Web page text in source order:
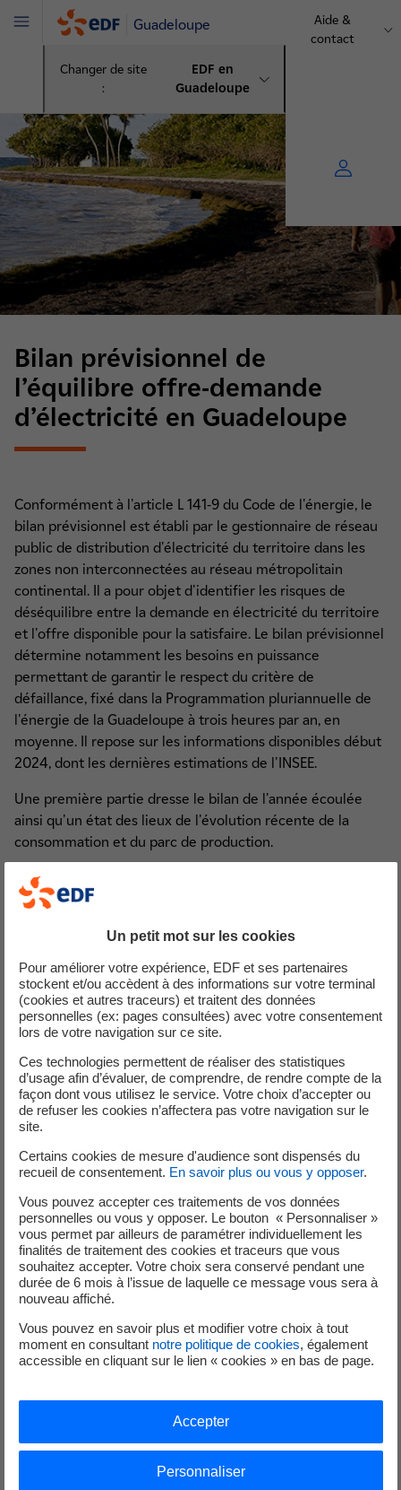
Guadeloupe
Changer de site
:
EDF en
Guadeloupe
Aide &
contact
Menu
Bilan prévisionnel de
l’équilibre offre-demande
d’électricité en Guadeloupe
Conformément à l'article L 141-9 du Code de l'énergie, le
bilan prévisionnel est établi par le gestionnaire de réseau
public de distribution d'électricité du territoire dans les
zones non interconnectées au réseau métropolitain
continental. Il a pour objet d'identifier les risques de
déséquilibre entre la demande en électricité du territoire
et l'offre disponible pour la satisfaire. Le bilan prévisionnel
détermine notamment les besoins en puissance
permettant de garantir le respect du critère de
défaillance, fixé dans la Programmation pluriannuelle de
l'énergie de la Guadeloupe à trois heures par an, en
moyenne. Il repose sur les informations disponibles début
2024, dont les dernières estimations de l'INSEE.
Une première partie dresse le bilan de l'année écoulée
ainsi qu'un état des lieux de l'évolution récente de la
consommation et du parc de production.
Une deuxième partie est consacrée aux évolutions
prospectives du système électrique à l'horizon quinze ans.
continuer à connaître, des transformations profondes et
rapides. Elles concernent :
la consommation, avec la montée en puissance de
la mobilité électrique et le développement de la
maîtrise de la demande en énergie (MDE) ;
la production, avec une forte dynamique de
développement des énergies renouvelables ;
l'adaptation globale du système pour réussir
par électronique de puissance et préparer l'arrivée
de nouvelles installations comme le stockage, en
assurant la sûreté du système.
La réussite de la transition énergétique est en effet une
ambition majeure pour le territoire.
Les analyses du bilan prévisionnel se basent sur deux
scénarios, Azur et Emeraude. Contrastés, ils permettent
d'explorer des futurs possibles afin de disposer d'une
large vision des évolutions envisageables du système
électrique. Crédibles, les hypothèses considérées sont
de sources externes lorsqu'elles sont disponibles ou de
l'expertise interne de EDF R&D. La cohérence des
assurée. Les sous-jacents de ces scénarios sont détaillés
Un petit mot sur les cookies
Pour améliorer votre expérience, EDF et ses partenaires
stockent et/ou accèdent à des informations sur votre terminal
(cookies et autres traceurs) et traitent des données
personnelles (ex: pages consultées) avec votre consentement
lors de votre navigation sur ce site.
Ces technologies permettent de réaliser des statistiques
d’usage afin d’évaluer, de comprendre, de rendre compte de la
façon dont vous utilisez le service. Votre choix d’accepter ou
de refuser les cookies n’affectera pas votre navigation sur le
site.
Certains cookies de mesure d'audience sont dispensés du
recueil de consentement. En savoir plus ou vous y opposer.
Vous pouvez accepter ces traitements de vos données
personnelles ou vous y opposer. Le bouton « Personnaliser »
vous permet par ailleurs de paramétrer individuellement les
finalités de traitement des cookies et traceurs que vous
souhaitez accepter. Votre choix sera conservé pendant une
durée de 6 mois à l’issue de laquelle ce message vous sera à
nouveau affiché.
Vous pouvez en savoir plus et modifier votre choix à tout
moment en consultant notre politique de cookies, également
accessible en cliquant sur le lien « cookies » en bas de page.
Personnaliser
Accepter